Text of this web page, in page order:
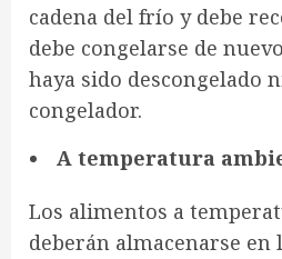
cadena del frío y debe
debe congelarse de
haya sido descongelado
congelador.
A temperatura
Los alimentos a
deberán almacenarse en